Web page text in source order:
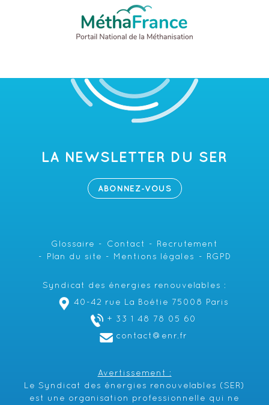
LA NEWSLETTER DU SER
ABONNEZ-VOUS
Glossaire Contact
Recrutement
Plan du site
Mentions légales RGPD
Syndicat des énergies renouvelables :
40-42 rue La Boétie 75008 Paris
+ 33 1 48 78 05 60
contact@enr.fr
Avertissement :
Le Syndicat des énergies renouvelables (SER)
est une organisation professionnelle qui ne